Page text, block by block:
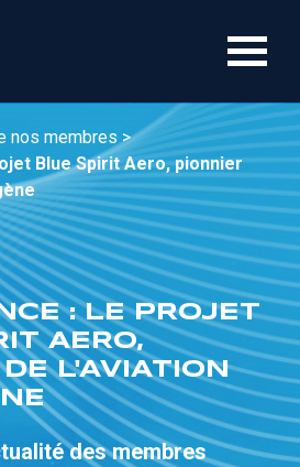
nos membres >
Blue Spirit Aero, pionnier
: LE PROJET
AERO,
L'AVIATION
des membres